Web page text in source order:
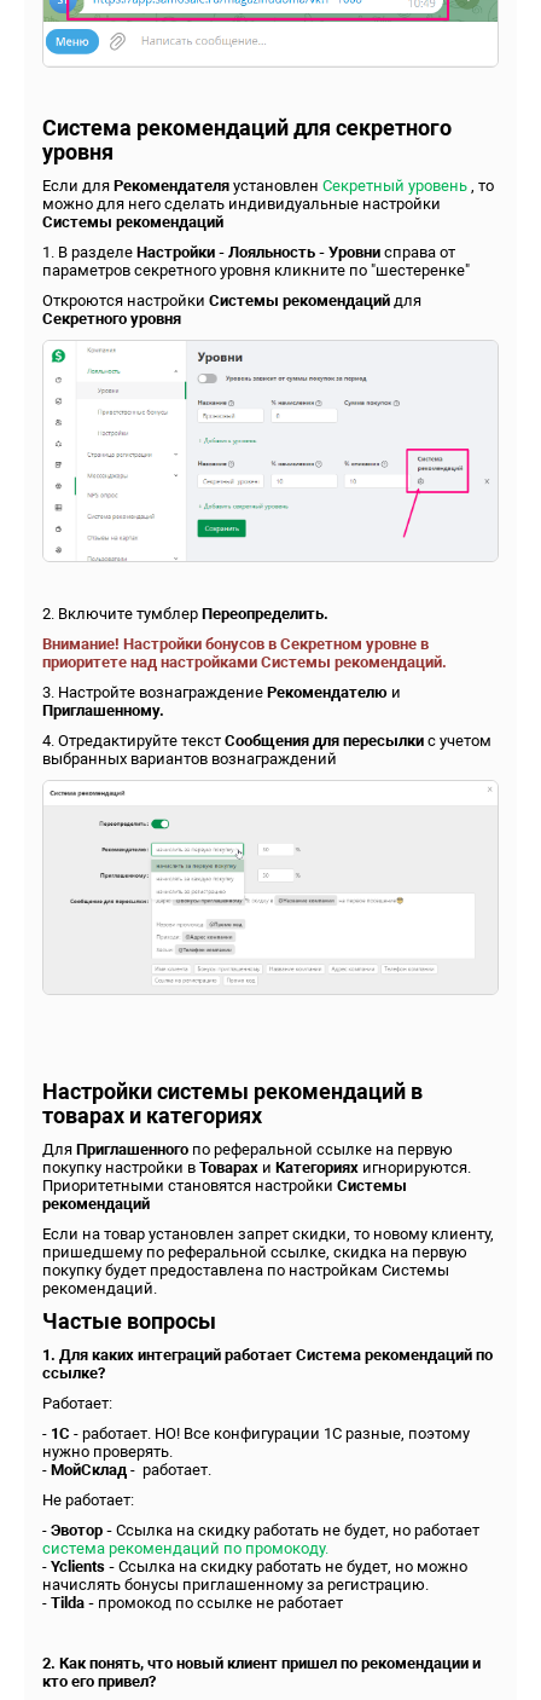
Система рекомендаций для секретного
уровня
Если для Рекомендателя установлен Секретный уровень , то
можно для него сделать индивидуальные настройки
Системы рекомендаций
1. В разделе Настройки - Лояльность - Уровни справа от
параметров секретного уровня кликните по "шестеренке"
Откроются настройки Системы рекомендаций для
Секретного уровня
2. Включите тумблер Переопределить.
Внимание! Настройки бонусов в Секретном уровне в
приоритете над настройками Системы рекомендаций.
3. Настройте вознаграждение Рекомендателю и
Приглашенному.
4. Отредактируйте текст Сообщения для пересылки с учетом
выбранных вариантов вознаграждений
Настройки системы рекомендаций в
товарах и категориях
Для Приглашенного по реферальной ссылке на первую
покупку настройки в Товарах и Категориях игнорируются.
Приоритетными становятся настройки Системы
рекомендаций
Если на товар установлен запрет скидки, то новому клиенту,
пришедшему по реферальной ссылке, скидка на первую
покупку будет предоставлена по настройкам Системы
рекомендаций.
Частые вопросы
1. Для каких интеграций работает Система рекомендаций по
ссылке?
Работает:
- 1С - работает. НО! Все конфигурации 1С разные, поэтому
нужно проверять.
- МойСклад - работает.
Не работает:
- Эвотор - Ссылка на скидку работать не будет, но работает
система рекомендаций по промокоду.
- Yclients - Ссылка на скидку работать не будет, но можно
начислять бонусы приглашенному за регистрацию.
- Tilda - промокод по ссылке не работает
2. Как понять, что новый клиент пришел по рекомендации и
кто его привел?